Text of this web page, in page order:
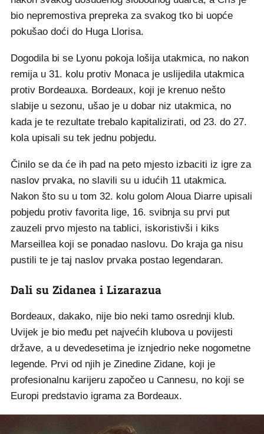
bio nepremostiva prepreka za svakog tko bi uopće
pokušao doći do Huga Llorisa.
Dogodila bi se Lyonu pokoja lošija utakmica, no nakon
remija u 31. kolu protiv Monaca je uslijedila utakmica
protiv Bordeauxa. Bordeaux, koji je krenuo nešto
slabije u sezonu, ušao je u dobar niz utakmica, no
kada je te rezultate trebalo kapitalizirati, od 23. do 27.
kola upisali su tek jednu pobjedu.
Činilo se da će ih pad na peto mjesto izbaciti iz igre za
naslov prvaka, no slavili su u idućih 11 utakmica.
Nakon što su u tom 32. kolu golom Aloua Diarre upisali
pobjedu protiv favorita lige, 16. svibnja su prvi put
zauzeli prvo mjesto na tablici, iskoristivši i kiks
Marseillea koji se ponadao naslovu. Do kraja ga nisu
pustili te je taj naslov prvaka postao legendaran.
Dali su Zidanea i Lizarazua
Bordeaux, dakako, nije bio neki tamo osrednji klub.
Uvijek je bio među pet najvećih klubova u povijesti
države, a u devedesetima je iznjedrio neke nogometne
legende. Prvi od njih je Zinedine Zidane, koji je
profesionalnu karijeru započeo u Cannesu, no koji se
Europi predstavio igrama za Bordeaux.